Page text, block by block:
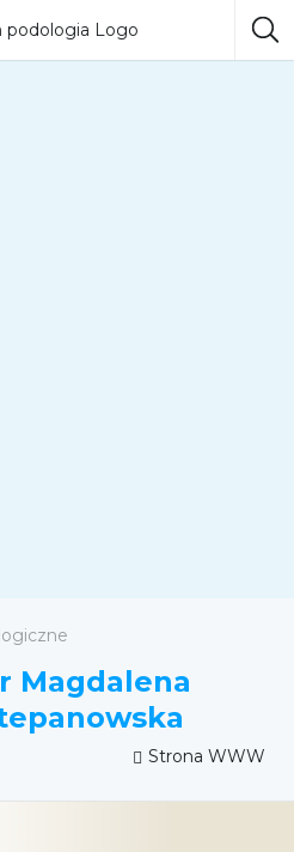
Magdalena
Strona WWW